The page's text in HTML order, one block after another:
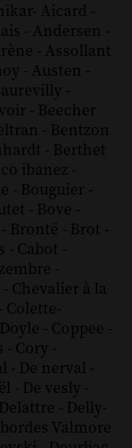
- Aicard -
- Andersen -
- Assollant
- Austen -
-
- Beecher
- Bentzon
- Berthet
ibanez -
- Bouguier -
- Bove -
- Brontë - Brot -
- Cabot -
-
- Chevalier à la
- Colette-
- Coppee -
- Cory -
- De nerval -
- De vesly -
Delattre - Delly-
Valmore